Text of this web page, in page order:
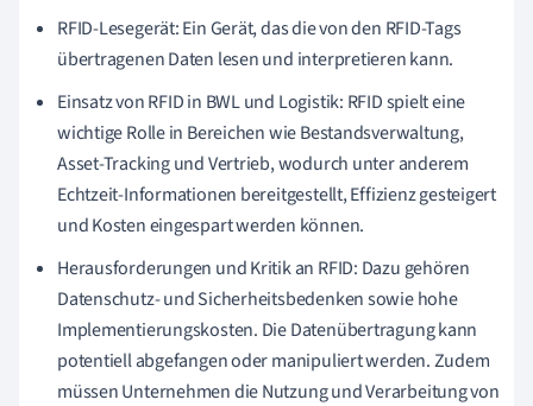
RFID-Lesegerät: Ein Gerät, das die von den RFID-Tags
übertragenen Daten lesen und interpretieren kann.
Einsatz von RFID in BWL und Logistik: RFID spielt eine
wichtige Rolle in Bereichen wie Bestandsverwaltung,
Asset-Tracking und Vertrieb, wodurch unter anderem
Echtzeit-Informationen bereitgestellt, Effizienz gesteigert
und Kosten eingespart werden können.
Herausforderungen und Kritik an RFID: Dazu gehören
Datenschutz- und Sicherheitsbedenken sowie hohe
Implementierungskosten. Die Datenübertragung kann
potentiell abgefangen oder manipuliert werden. Zudem
müssen Unternehmen die Nutzung und Verarbeitung von